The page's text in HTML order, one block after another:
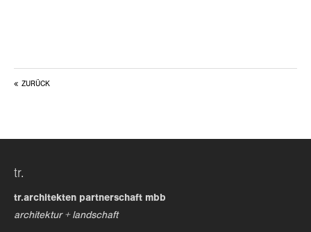
get in touch
ZURÜCK
tr.
tr.architekten partnerschaft mbb
architektur + landschaft